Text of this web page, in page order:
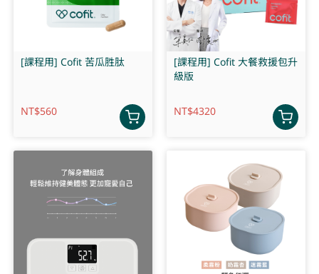
[課程用] Cofit 苦瓜胜肽
NT$560
[課程用] Cofit 大餐救援包升
級版
NT$4320